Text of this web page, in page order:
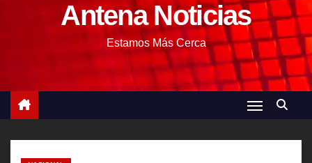
Antena Noticias
Estamos Más Cerca